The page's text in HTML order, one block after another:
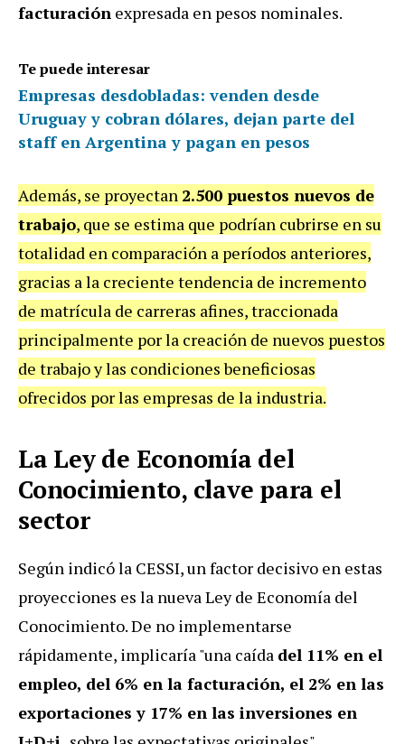
facturación expresada en pesos nominales.
Te puede interesar
Empresas desdobladas: venden desde
Uruguay y cobran dólares, dejan parte del
staff en Argentina y pagan en pesos
Además, se proyectan 2.500 puestos nuevos de
trabajo, que se estima que podrían cubrirse en su
totalidad en comparación a períodos anteriores,
gracias a la creciente tendencia de incremento
de matrícula de carreras afines, traccionada
principalmente por la creación de nuevos puestos
de trabajo y las condiciones beneficiosas
ofrecidos por las empresas de la industria.
La Ley de Economía del
Conocimiento, clave para el
sector
Según indicó la CESSI, un factor decisivo en estas
proyecciones es la nueva Ley de Economía del
Conocimiento. De no implementarse
rápidamente, implicaría "una caída del 11% en el
empleo, del 6% en la facturación, el 2% en las
exportaciones y 17% en las inversiones en